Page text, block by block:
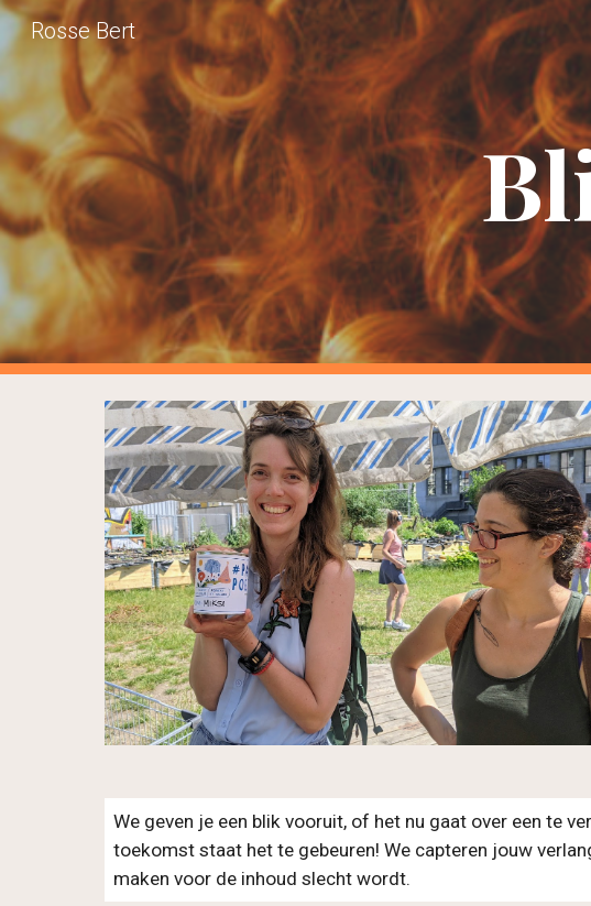
Skip to main
Rosse Bert
We geven je een blik vooruit, of het nu gaat over een te
toekomst staat het te gebeuren! We capteren jouw
maken voor de inhoud slecht wordt.